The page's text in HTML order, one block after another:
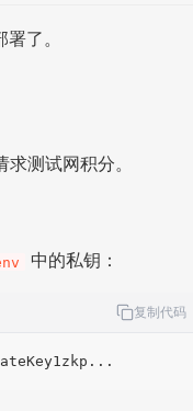
了。
测试网积分。
中的私钥：
复制代码